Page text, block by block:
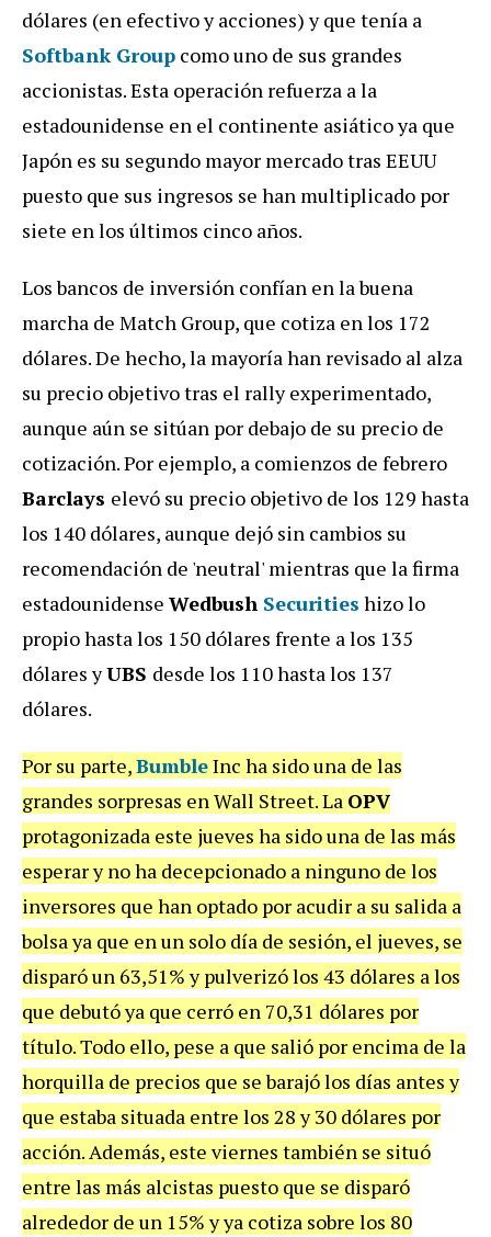
dólares (en efectivo y acciones) y que tenía a
Softbank Group como uno de sus grandes
accionistas. Esta operación refuerza a la
estadounidense en el continente asiático ya que
Japón es su segundo mayor mercado tras EEUU
puesto que sus ingresos se han multiplicado por
siete en los últimos cinco años.
Los bancos de inversión confían en la buena
marcha de Match Group, que cotiza en los 172
dólares. De hecho, la mayoría han revisado al alza
su precio objetivo tras el rally experimentado,
aunque aún se sitúan por debajo de su precio de
cotización. Por ejemplo, a comienzos de febrero
Barclays elevó su precio objetivo de los 129 hasta
los 140 dólares, aunque dejó sin cambios su
recomendación de 'neutral' mientras que la firma
estadounidense Wedbush Securities hizo lo
propio hasta los 150 dólares frente a los 135
dólares yUBS desde los 110 hasta los 137
dólares.
Por su parte,BumbleInc ha sido una de las
grandes sorpresas en Wall Street. La OPV
protagonizada este jueves ha sido una de las más
esperar y no ha decepcionado a ninguno de los
inversores que han optado por acudir a su salida a
bolsa ya que en un solo día de sesión, el jueves, se
disparó un 63,51% y pulverizó los 43 dólares a los
que debutó ya que cerró en 70,31 dólares por
título. Todo ello, pese a que salió por encima de la
horquilla de precios que se barajó los días antes y
que estaba situada entre los 28 y 30 dólares por
acción. Además, este viernes también se situó
entre las más alcistas puesto que se disparó
alrededor de un 15% y ya cotiza sobre los 80